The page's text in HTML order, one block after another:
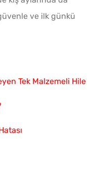
ve ilk günkü
Tek Malzemeli Hile